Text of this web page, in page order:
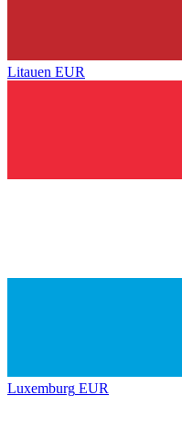
Litauen EUR
Luxemburg EUR